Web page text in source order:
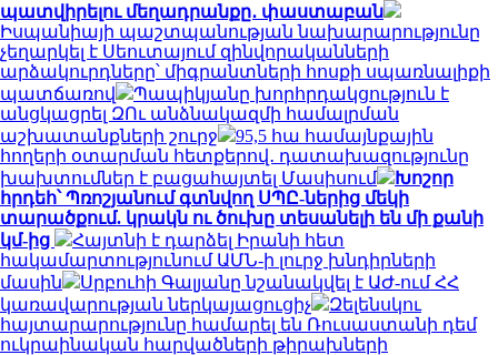
պատվիրելու մեղադրանքը․ փաստաբան
Իսպանիայի պաշտպանության նախարարությունը
չեղարկել է Սեուտայում զինվորականների
արձակուրդները՝ միգրանտների հոսքի սպառնալիքի
պատճառով
Պապիկյանը խորհրդակցություն է
անցկացրել ԶՈւ անձնակազմի համալրման
աշխատանքների շուրջ
95,5 հա համայնքային
հողերի օտարման հետքերով․ դատախազությունը
խախտումներ է բացահայտել Մասիսում
Խոշոր
հրդեհ՝ Պռոշյանում գտնվող ՍՊԸ-ներից մեկի
տարածքում. կրակն ու ծուխը տեսանելի են մի քանի
կմ-ից
Հայտնի է դարձել Իրանի հետ
հակամարտությունում ԱՄՆ-ի լուրջ խնդիրների
մասին
Սրբուհի Գալյանը նշանակվել է ԱԺ-ում ՀՀ
կառավարության ներկայացուցիչ
Զելենսկու
հայտարարությունը համարել են Ռուսաստանի դեմ
ուկրաինական հարվածների թիրախների